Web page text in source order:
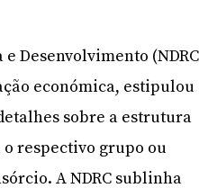
Desenvolvimento
económica, estipulou
sobre a estrutura
respectivo grupo ou
A NDRC sublinha